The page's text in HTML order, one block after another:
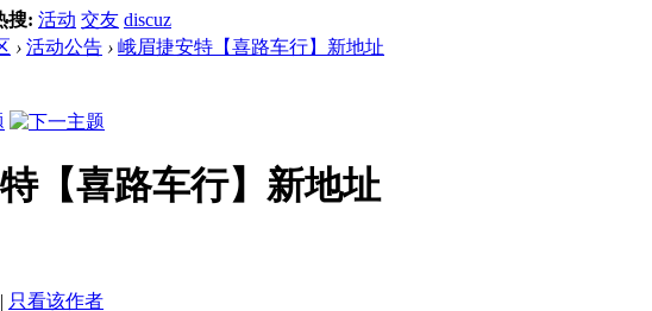
搜: 活动 交友 discuz
› 活动公告 › 峨眉捷安特【喜路车行】新地址
【喜路车行】新地址
| 只看该作者